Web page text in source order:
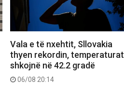
Vala e të nxehtit, Sllovakia
thyen rekordin, temperaturat
shkojnë në 42.2 gradë
06/08 20:14